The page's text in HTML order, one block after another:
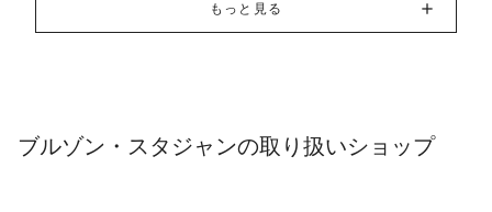
もっと見る
ブルゾン・スタジャンの取り扱いショップ